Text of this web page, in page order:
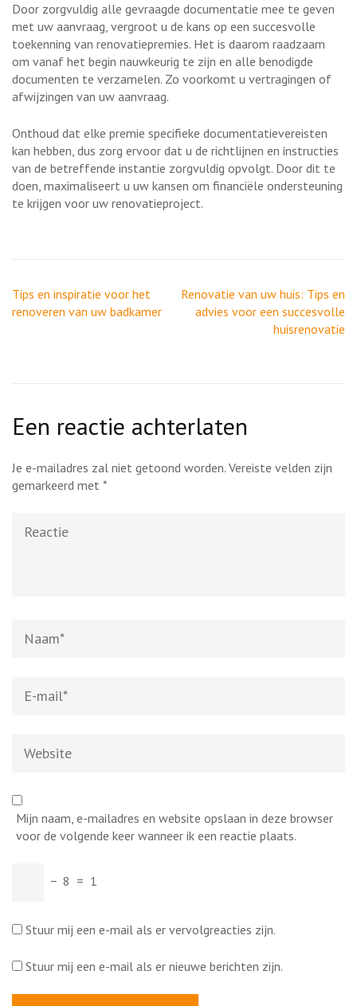
Door zorgvuldig alle gevraagde documentatie mee te geven
met uw aanvraag, vergroot u de kans op een succesvolle
toekenning van renovatiepremies. Het is daarom raadzaam
om vanaf het begin nauwkeurig te zijn en alle benodigde
documenten te verzamelen. Zo voorkomt u vertragingen of
afwijzingen van uw aanvraag.
Onthoud dat elke premie specifieke documentatievereisten
kan hebben, dus zorg ervoor dat u de richtlijnen en instructies
van de betreffende instantie zorgvuldig opvolgt. Door dit te
doen, maximaliseert u uw kansen om financiële ondersteuning
te krijgen voor uw renovatieproject.
Berichtnavigatie
Tips en inspiratie voor het
renoveren van uw badkamer
Renovatie van uw huis: Tips en
advies voor een succesvolle
huisrenovatie
Een reactie achterlaten
Je e-mailadres zal niet getoond worden. Vereiste velden zijn
gemarkeerd met *
mail*
Mijn naam, e-mailadres en website opslaan in deze browser
voor de volgende keer wanneer ik een reactie plaats.
− 8 = 1
Stuur mij een e-mail als er vervolgreacties zijn.
Stuur mij een e-mail als er nieuwe berichten zijn.